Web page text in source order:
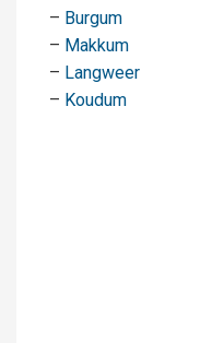
– Burgum
– Makkum
– Langweer
– Koudum